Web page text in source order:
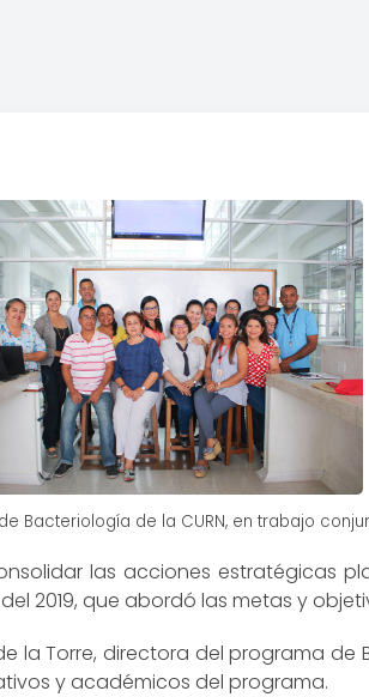
Bacteriología de la CURN, en trabajo
las acciones estratégicas
2019, que abordó las metas y
la Torre, directora del programa
y académicos del programa.